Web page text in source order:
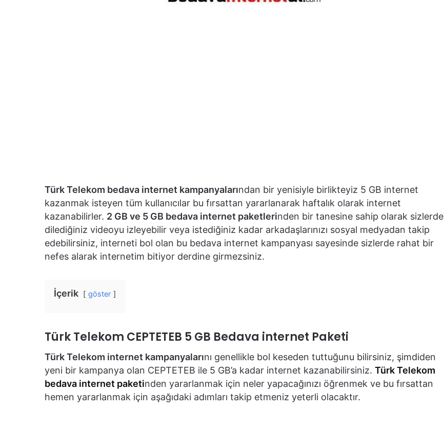
Türk Telekom bedava internet kampanyalarından bir yenisiyle birlikteyiz 5 GB internet
kazanmak isteyen tüm kullanıcılar bu fırsattan yararlanarak haftalık olarak internet
kazanabilirler. 2 GB ve 5 GB bedava internet paketlerinden bir tanesine sahip olarak sizlerde
dilediğiniz videoyu izleyebilir veya istediğiniz kadar arkadaşlarınızı sosyal medyadan takip
edebilirsiniz, interneti bol olan bu bedava internet kampanyası sayesinde sizlerde rahat bir
nefes alarak internetim bitiyor derdine girmezsiniz.
İçerik göster
Türk Telekom CEPTETEB 5 GB Bedava internet Paketi
Türk Telekom internet kampanyalarını genellikle bol keseden tuttuğunu bilirsiniz, şimdiden
yeni bir kampanya olan CEPTETEB ile 5 GB’a kadar internet kazanabilirsiniz. Türk Telekom
bedava internet paketinden yararlanmak için neler yapacağınızı öğrenmek ve bu fırsattan
hemen yararlanmak için aşağıdaki adımları takip etmeniz yeterli olacaktır.